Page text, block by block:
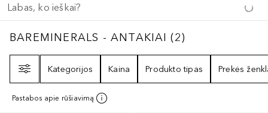
BAREMINERALS - ANTAKIAI2
BAREMINERALS - ANTAKIAI (2)
Kategorijos
Kaina Produkto tipas Prekės
Pastabos apie rūšiavimą